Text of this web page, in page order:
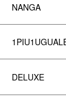
NANGA
DELUXE